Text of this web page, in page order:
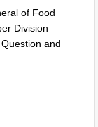
of Food
Division
and